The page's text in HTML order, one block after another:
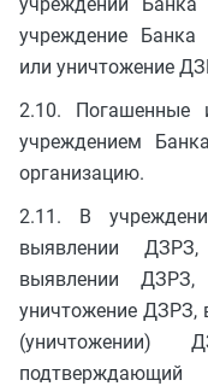
учреждение Банка
или уничтожение
2.10. Погашенные
учреждением
организацию.
2.11. В
выявлении
выявлении
уничтожение ДЗРЗ,